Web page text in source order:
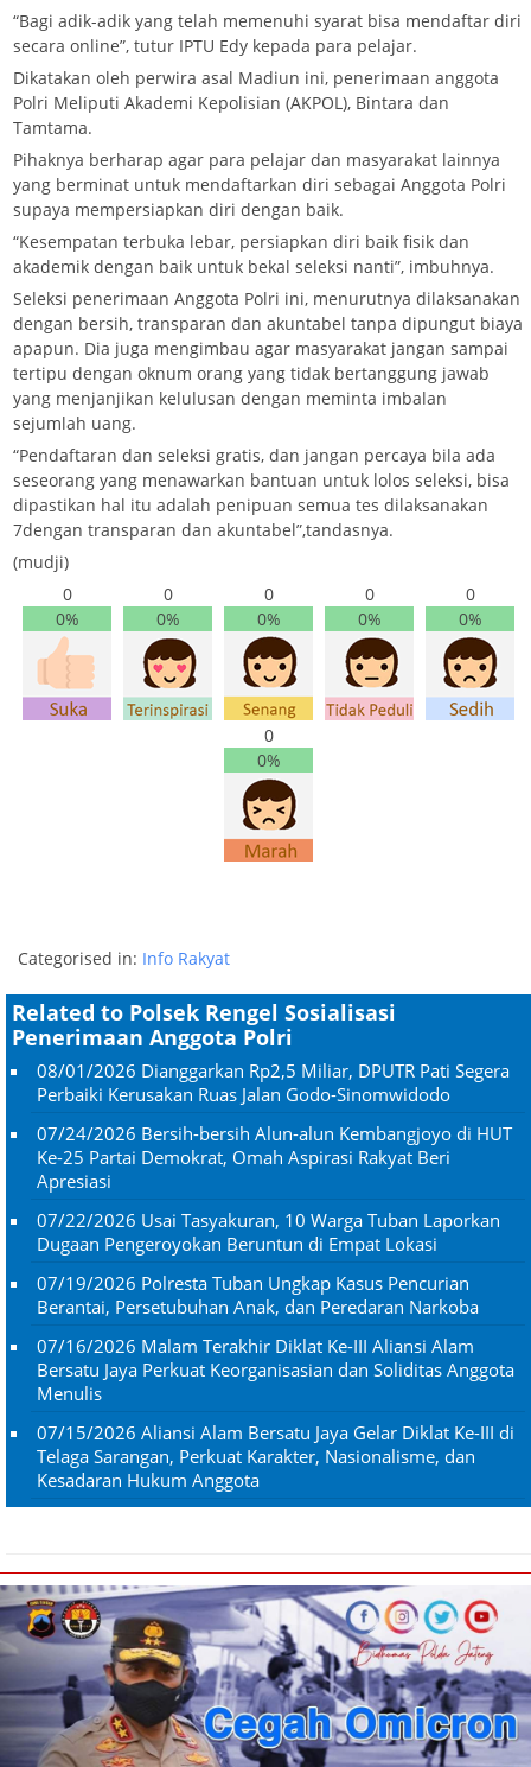
“Bagi adik-adik yang telah memenuhi syarat bisa mendaftar diri
secara online”, tutur IPTU Edy kepada para pelajar.
Dikatakan oleh perwira asal Madiun ini, penerimaan anggota
Polri Meliputi Akademi Kepolisian (AKPOL), Bintara dan
Tamtama.
Pihaknya berharap agar para pelajar dan masyarakat lainnya
yang berminat untuk mendaftarkan diri sebagai Anggota Polri
supaya mempersiapkan diri dengan baik.
“Kesempatan terbuka lebar, persiapkan diri baik fisik dan
akademik dengan baik untuk bekal seleksi nanti”, imbuhnya.
Seleksi penerimaan Anggota Polri ini, menurutnya dilaksanakan
dengan bersih, transparan dan akuntabel tanpa dipungut biaya
apapun. Dia juga mengimbau agar masyarakat jangan sampai
tertipu dengan oknum orang yang tidak bertanggung jawab
yang menjanjikan kelulusan dengan meminta imbalan
sejumlah uang.
“Pendaftaran dan seleksi gratis, dan jangan percaya bila ada
seseorang yang menawarkan bantuan untuk lolos seleksi, bisa
dipastikan hal itu adalah penipuan semua tes dilaksanakan
7dengan transparan dan akuntabel”,tandasnya.
(mudji)
0
0%
0
0%
0
0%
0
0%
0
0%
0
0%
Categorised in: Info Rakyat
Related to Polsek Rengel Sosialisasi
Penerimaan Anggota Polri
08/01/2026 Dianggarkan Rp2,5 Miliar, DPUTR Pati Segera
Perbaiki Kerusakan Ruas Jalan Godo-Sinomwidodo
07/24/2026 Bersih-bersih Alun-alun Kembangjoyo di HUT
Ke-25 Partai Demokrat, Omah Aspirasi Rakyat Beri
Apresiasi
07/22/2026 Usai Tasyakuran, 10 Warga Tuban Laporkan
Dugaan Pengeroyokan Beruntun di Empat Lokasi
07/19/2026 Polresta Tuban Ungkap Kasus Pencurian
Berantai, Persetubuhan Anak, dan Peredaran Narkoba
07/16/2026 Malam Terakhir Diklat Ke-III Aliansi Alam
Bersatu Jaya Perkuat Keorganisasian dan Soliditas Anggota
Menulis
07/15/2026 Aliansi Alam Bersatu Jaya Gelar Diklat Ke-III di
Telaga Sarangan, Perkuat Karakter, Nasionalisme, dan
Kesadaran Hukum Anggota